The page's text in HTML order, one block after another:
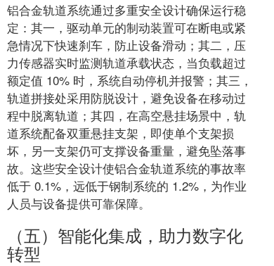
铝合金轨道系统通过多重安全设计确保运行稳
定：其一，驱动单元的制动装置可在断电或紧
急情况下快速刹车，防止设备滑动；其二，压
力传感器实时监测轨道承载状态，当负载超过
额定值 10% 时，系统自动停机并报警；其三，
轨道拼接处采用防脱设计，避免设备在移动过
程中脱离轨道；其四，在高空悬挂场景中，轨
道系统配备双重悬挂支架，即使单个支架损
坏，另一支架仍可支撑设备重量，避免坠落事
故。这些安全设计使铝合金轨道系统的事故率
低于 0.1%，远低于钢制系统的 1.2%，为作业
人员与设备提供可靠保障。
（五）智能化集成，助力数字化
转型